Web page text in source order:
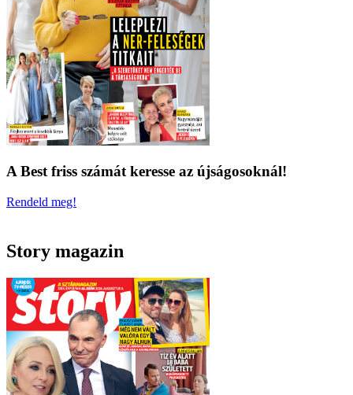
A Best friss számát keresse az újságosoknál!
Rendeld meg!
Story magazin